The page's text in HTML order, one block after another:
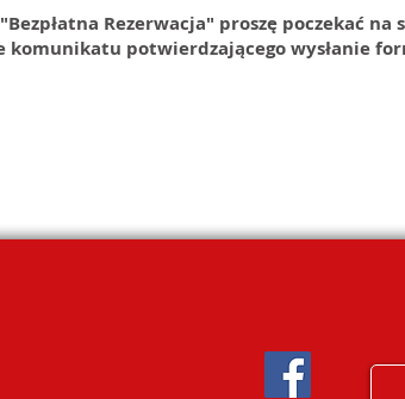
Rezerwacja" proszę poczekać
komunikatu potwierdzającego wysłanie